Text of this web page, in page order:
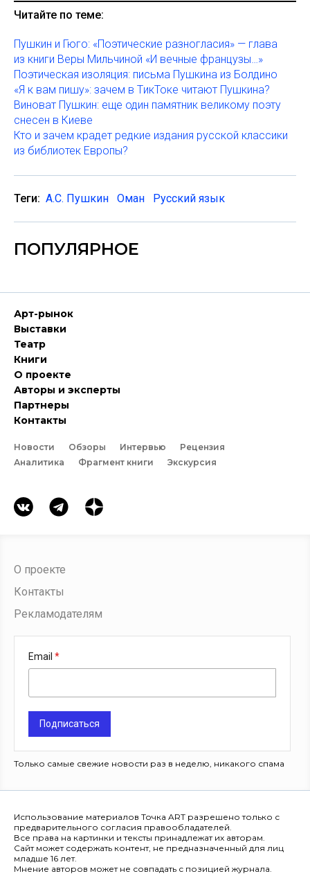
Читайте по теме:
Пушкин и Гюго: «Поэтические разногласия» — глава
из книги Веры Мильчиной «И вечные французы…»
Поэтическая изоляция: письма Пушкина из Болдино
«Я к вам пишу»: зачем в TикToке читают Пушкина?
Виноват Пушкин: еще один памятник великому поэту
снесен в Киеве
Кто и зачем крадет редкие издания русской классики
из библиотек Европы?
Теги: А.С. Пушкин Оман Русский язык
ПОПУЛЯРНОЕ
Арт-рынок
Выставки
Театр
Книги
О проекте
Авторы и эксперты
Партнеры
Контакты
Новости Обзоры Интервью
Рецензия
Аналитика
Фрагмент книги Экскурсия
О проекте
Контакты
Рекламодателям
Email
Подписаться
Только самые свежие новости раз в неделю, никакого спама
Использование материалов Точка ART разрешено только с
предварительного согласия правообладателей.
Все права на картинки и тексты принадлежат их авторам.
Сайт может содержать контент, не предназначенный для лиц
младше 16 лет.
Мнение авторов может не совпадать с позицией журнала.